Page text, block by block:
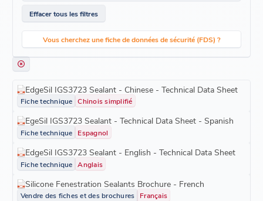
Effacer tous les filtres
Vous cherchez une fiche de données de sécurité (FDS) ?
EdgeSil IGS3723 Sealant - Chinese - Technical Data Sheet
Fiche technique Chinois simplifié
EgeSil IGS3723 Sealant - Technical Data Sheet - Spanish
Fiche technique Espagnol
EdgeSil IGS3723 Sealant - English - Technical Data Sheet
Fiche technique Anglais
Silicone Fenestration Sealants Brochure - French
Vendre des fiches et des brochures Français